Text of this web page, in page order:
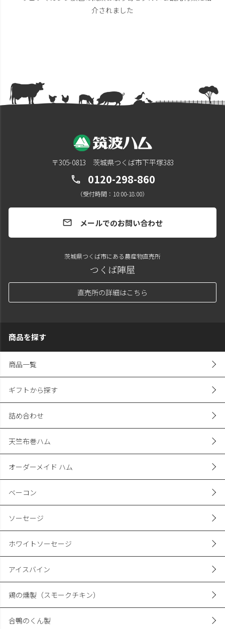
〒305-0813 茨城県つくば市下平塚383
call 0120-298-860
（受付時間：10:00-18:00）
mail メールでのお問い合わせ
茨城県つくば市にある農産物直売所
つくば陣屋
直売所の詳細はこちら
商品を探す
商品一覧
ギフトから探す
詰め合わせ
天竺布巻ハム
オーダーメイド ハム
ベーコン
ソーセージ
ホワイトソーセージ
アイスバイン
鶏の燻製（スモークチキン）
合鴨のくん製